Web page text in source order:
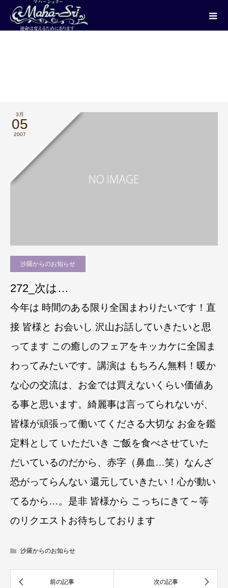
ブログ 沙羅からのお知らせ
3月
05
2007
沙羅からのお知らせ
272_次は…
今年は 時間のある限り全国まわりたいです！直
接 皆様と お会いし 沢山お話していきたいと思
ってます この癒しのフェアをキッカケに全国ま
わってみたいです。講演は もちろん無料！暖か
な心の交流は、お金では買えないくらい価値あ
る事と思います。綺麗事は言ってられないが、
皆様が頑張って働いてくださる大切な お金を鑑
定料として いただいき ご飯を食べさせていた
だいているのだから、赤字（鼻血…笑）なんざ
恐がってらんない 還元していきたい！心が動い
てるから…。是非 皆様から こっちにきて～等
のリクエストお待ちしております
沙羅からのお知らせ